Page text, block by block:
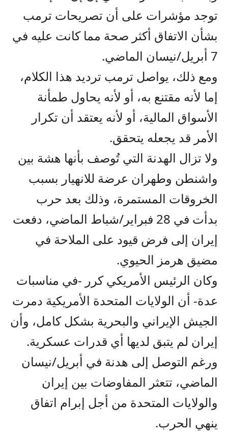
توجد مؤشرات على أن تصريحات ترمب
بشأن الاتفاق أكثر صحة مما كانت عليه في
7 أبريل/نيسان الماضي.
ومع ذلك، يواصل ترمب ترديد هذا الكلام،
إما لأنه مقتنع به، أو لأنه يحاول طمأنة
الأسواق المالية، أو لأنه يعتقد أن تكرار
الأمر قد يجعله يتحقق.
ولا تزال الهدنة التي تُوصف بأنها هشة بين
واشنطن وطهران عرضة للانهيار بسبب
الخروقات المستمرة، وذلك بعد حرب
بدأت في 28 فبراير/شباط الماضي، دفعت
إيران إلى فرض قيود على الملاحة في
مضيق هرمز الحيوي.
وكان الرئيس الأمريكي كرر -في مناسبات
عدة- أن الولايات المتحدة الأمريكية دمرت
الجيش الإيراني والبحرية بشكل كامل، وأن
إيران لم يتبق لديها أي قدرات عسكرية.
ورغم التوصل إلى هدنة في أبريل/نيسان
الماضي، تتعثر المفاوضات بين إيران
والولايات المتحدة من أجل إبرام اتفاق
ينهي الحرب.